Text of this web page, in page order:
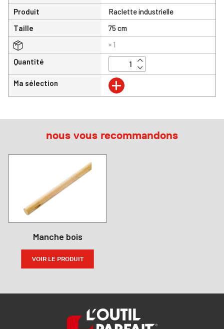
Produit
Raclette industrielle
Taille
75 cm
× 1
Quantité
Ma sélection +
nous vous recommandons
Manche bois
VOIR LE PRODUIT